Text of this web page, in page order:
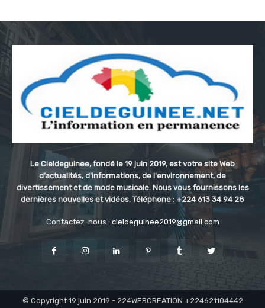
Le Cieldeguinee, fondé le 19 juin 2019, est votre site Web
d’actualités, d'informations, de l'environnement, de
divertissement et de mode musicale. Nous vous fournissons les
dernières nouvelles et vidéos. Téléphone : +224 613 34 94 28
Contactez-nous : cieldeguinee2019@gmail.com
© Copyright 19 juin 2019 - 224WEBCREATION +224621104442